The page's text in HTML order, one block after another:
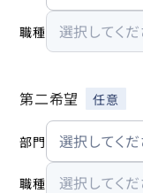
職種
第二希望
部門
職種